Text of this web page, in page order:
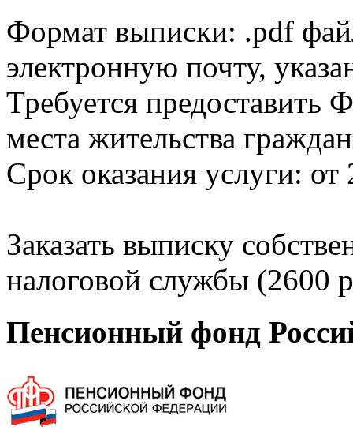
Формат выписки: .pdf
электронную почту,
Требуется
места жительства
Срок оказания услуги: от
Заказать выписку
налоговой службы (2600
Пенсионный фонд